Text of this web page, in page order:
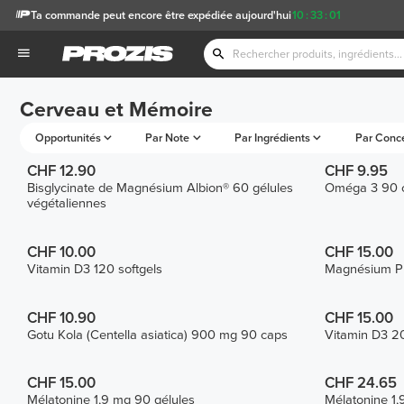
10 :33 :01
Ta commande peut encore être expédiée aujourd'hui
Cerveau et Mémoire
Opportunités Par Note Par Ingrédients Par
CHF 12.90
Bisglycinate de Magnésium Albion® 60 gélules
végétaliennes
CHF 9.95
Oméga 3 90
CHF 10.00
Vitamin D3 120 softgels
CHF 15.00
Magnésium
CHF 10.90
Gotu Kola (Centella asiatica) 900 mg 90 caps
CHF 15.00
Vitamin D3
CHF 15.00
Mélatonine 1,9 mg 90 gélules
CHF 24.65
Mélatonine